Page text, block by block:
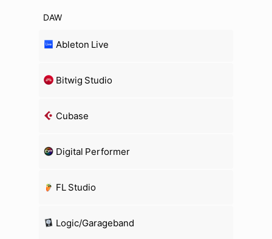
DAW
Ableton Live
Bitwig Studio
Cubase
Digital Performer
FL Studio
Logic/Garageband